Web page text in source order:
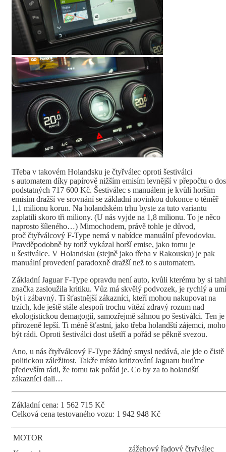
Třeba v takovém Holandsku je čtyřválec oproti šestiválci
s automatem díky papírově nižším emisím levnější v přepočtu o
podstatných 717 600 Kč. Šestiválec s manuálem je kvůli horším
emisím dražší ve srovnání se základní novinkou dokonce o téměř
1,1 milionu korun. Na holandském trhu byste za tuto variantu
zaplatili skoro tři miliony. (U nás vyjde na 1,8 milionu. To je něco
naprosto šíleného…) Mimochodem, právě tohle je důvod,
proč čtyřválcový F-Type nemá v nabídce manuální převodovku.
Pravděpodobně by totiž vykázal horší emise, jako tomu je
u šestiválce. V Holandsku (stejně jako třeba v Rakousku) je pak
manuální provedení paradoxně dražší než to s automatem.
Základní Jaguar F-Type opravdu není auto, kvůli kterému by si
značka zasloužila kritiku. Vůz má skvělý podvozek, je rychlý a umí
být i zábavný. Ti šťastnější zákazníci, kteří mohou nakupovat na
trzích, kde ještě stále alespoň trochu vítězí zdravý rozum nad
ekologistickou demagogií, samozřejmě sáhnou po šestiválci. Ten je
přirozeně lepší. Ti méně šťastní, jako třeba holandští zájemci,
být rádi. Oproti šestiválci dost ušetří a pořád se pěkně svezou.
Ano, u nás čtyřválcový F-Type žádný smysl nedává, ale jde o čistě
politickou záležitost. Takže místo kritizování Jaguaru buďme
především rádi, že tomu tak pořád je. Co by za to holandští
zákazníci dali…
Základní cena: 1 562 715 Kč
Celková cena testovaného vozu: 1 942 948 Kč
MOTOR
zážehový řadový čtyřválec